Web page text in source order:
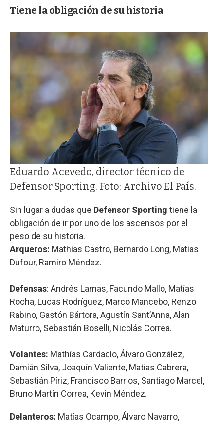
Tiene la obligación de su historia
Eduardo Acevedo, director técnico de
Defensor Sporting. Foto: Archivo El País.
Sin lugar a dudas que Defensor Sporting tiene la
obligación de ir por uno de los ascensos por el
peso de su historia.
Arqueros: Mathías Castro, Bernardo Long, Matías
Dufour, Ramiro Méndez.
Defensas: Andrés Lamas, Facundo Mallo, Matías
Rocha, Lucas Rodríguez, Marco Mancebo, Renzo
Rabino, Gastón Bártora, Agustín Sant’Anna, Alan
Maturro, Sebastián Boselli, Nicolás Correa.
Volantes: Mathías Cardacio, Álvaro González,
Damián Silva, Joaquín Valiente, Matías Cabrera,
Sebastián Píriz, Francisco Barrios, Santiago Marcel,
Bruno Martín Correa, Kevin Méndez.
Delanteros: Matías Ocampo, Álvaro Navarro,